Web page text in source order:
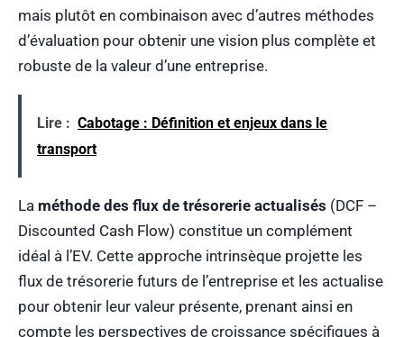
mais plutôt en combinaison avec d’autres méthodes
d’évaluation pour obtenir une vision plus complète et
robuste de la valeur d’une entreprise.
Lire : Cabotage : Définition et enjeux dans le
transport
La méthode des flux de trésorerie actualisés (DCF –
Discounted Cash Flow) constitue un complément
idéal à l’EV. Cette approche intrinsèque projette les
flux de trésorerie futurs de l’entreprise et les actualise
pour obtenir leur valeur présente, prenant ainsi en
compte les perspectives de croissance spécifiques à